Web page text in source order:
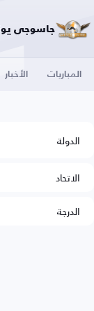
جاسوجي يونايتد (
المباريات الأخبار
الدولة
الاتحاد
الدرجة